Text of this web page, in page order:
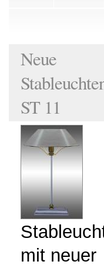
Neue
ST 11
mit neuer